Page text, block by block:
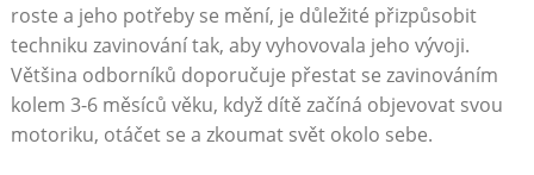
roste a jeho potřeby se mění, je důležité přizpůsobit
techniku zavinování tak, aby vyhovovala jeho vývoji.
Většina odborníků doporučuje přestat se zavinováním
kolem 3-6 měsíců věku, když dítě začíná objevovat svou
motoriku, otáčet se a zkoumat svět okolo sebe.